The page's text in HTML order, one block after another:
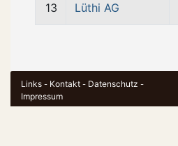
13 Lüthi AG
Links - Kontakt - Datenschutz -
Impressum